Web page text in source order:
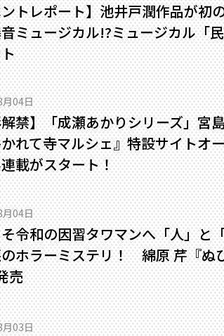
トレポート】池井戸潤作品が
ミュージカル!?――ミュージカル「
04日
禁】「成瀬あかりシリーズ」宮
れて寺マルシェ』特設サイトオ
載がスタート！
04日
令和の因習タワマンへ――「人」
ホラーミステリ！ 綿原 芹『ぬ
売
03日